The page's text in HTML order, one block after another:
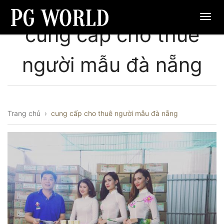
cung cấp cho thuê
người mẫu đà nẵng
Trang chủ › cung cấp cho thuê người mẫu đà nẵng